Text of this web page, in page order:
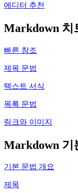
에디터 추천
Markdown 치
빠른 참조
제목 문법
텍스트 서식
목록 문법
링크와 이미지
Markdown 기
기본 문법 개요
제목